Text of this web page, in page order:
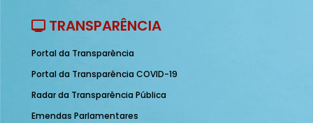
TRANSPARÊNCIA
Portal da Transparência
Portal da Transparência COVID-19
Radar da Transparência Pública
Emendas Parlamentares